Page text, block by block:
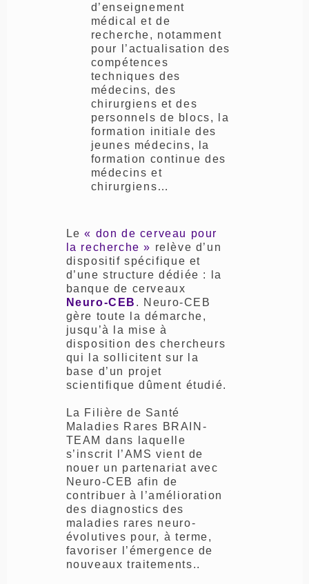
d’enseignement
médical et de
recherche, notamment
pour l’actualisation des
compétences
techniques des
médecins, des
chirurgiens et des
personnels de blocs, la
formation initiale des
jeunes médecins, la
formation continue des
médecins et
chirurgiens…
Le« don de cerveau pour
la recherche » relève d’un
dispositif spécifique et
d’une structure dédiée : la
banque de cerveaux
Neuro-CEB . Neuro-CEB
gère toute la démarche,
jusqu’à la mise à
disposition des chercheurs
qui la sollicitent sur la
base d’un projet
scientifique dûment étudié.
La Filière de Santé
Maladies Rares BRAIN-
TEAM dans laquelle
s’inscrit l’AMS vient de
nouer un partenariat avec
Neuro-CEB afin de
contribuer à l’amélioration
des diagnostics des
maladies rares neuro-
évolutives pour, à terme,
favoriser l’émergence de
nouveaux traitements..